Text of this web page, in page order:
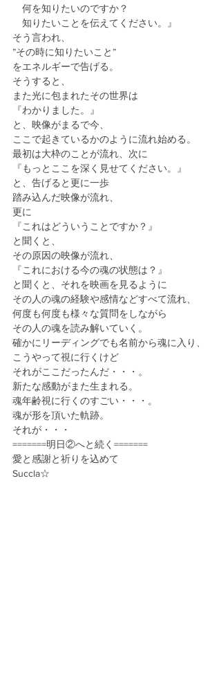
何を知りたいのですか？
知りたいことを伝えてください。』
そう言われ、
”その時に知りたいこと”
をエネルギーで告げる。
そうすると、
また光に包まれたその世界は
『わかりました。』
と、映像がまるで今、
ここで起きているかのように流れ始める。
最初は大枠のことが流れ、次に
『もっとここを深く見せてください。』
と、告げると更に一歩
踏み込んだ映像が流れ、
更に
『これはどういうことですか？』
と聞くと、
その原因の映像が流れ、
『これにおける今の魂の状態は？』
と聞くと、それを映画を見るように
その人の魂の経験や感情などすべて流れ、
何度も何度も様々な質問をしながら
その人の魂を読み解いていく。
確かにリーディングでも名前から魂に入り、
こうやって視に行くけど
それがここだったんだ・・・。
新たな感動がまた生まれる。
魂年齢視に行くのすごい・・・。
魂が形を頂いた軌跡。
それが・・・
=======明日②へと続く=======
愛と感謝と祈りを込めて
Succla☆